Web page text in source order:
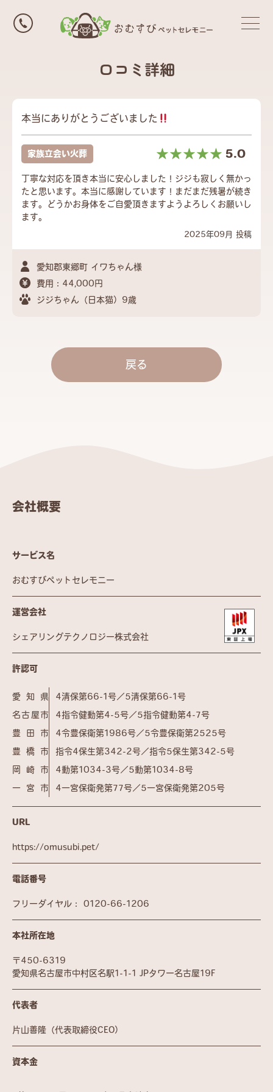
口コミ詳細
本当にありがとうございました
家族立会い火葬 ☆☆☆☆☆
★★★★★ 5.0
丁寧な対応を頂き本当に安心しました！ジジも寂しく無かっ
たと思います。本当に感謝しています！まだまだ残暑が続き
ます。どうかお身体をご自愛頂きますようよろしくお願いし
ます。
2025年09月 投稿
愛知郡東郷町 イワちゃん様
費用：44,000円
ジジちゃん（日本猫）9歳
戻る
会社概要
サービス名
おむすびペットセレモニー
運営会社
シェアリングテクノロジー株式会社
許認可
愛知県 4清保第66-1号／5清保第66-1号
名古屋市 4指令健動第4-5号／5指令健動第4-7号
豊田市 4令豊保衛第1986号／5令豊保衛第2525号
豊橋市 指令4保生第342-2号／指令5保生第342-5号
岡崎市 4動第1034-3号／5動第1034-8号
一宮市 4一宮保衛発第77号／5一宮保衛発第205号
URL
https://omusubi.pet/
電話番号
フリーダイヤル： 0120-66-1206
本社所在地
〒450-6319
愛知県名古屋市中村区名駅1-1-1 JPタワー名古屋19F
代表者
片山善隆（代表取締役CEO）
資本金